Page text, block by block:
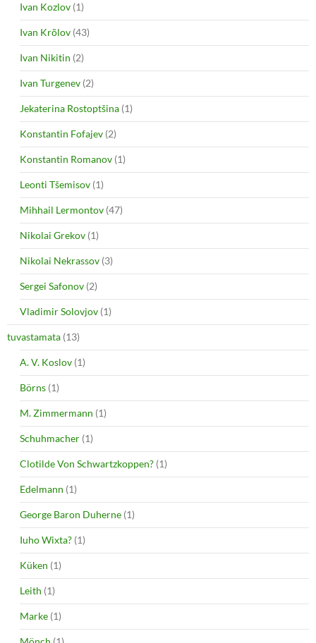
Ivan Kozlov (1)
Ivan Krõlov (43)
Ivan Nikitin (2)
Ivan Turgenev (2)
Jekaterina Rostoptšina (1)
Konstantin Fofajev (2)
Konstantin Romanov (1)
Leonti Tšemisov (1)
Mihhail Lermontov (47)
Nikolai Grekov (1)
Nikolai Nekrassov (3)
Sergei Safonov (2)
Vladimir Solovjov (1)
tuvastamata (13)
A. V. Koslov (1)
Börns (1)
M. Zimmermann (1)
Schuhmacher (1)
Clotilde Von Schwartzkoppen? (1)
Edelmann (1)
George Baron Duherne (1)
Iuho Wixta? (1)
Küken (1)
Leith (1)
Marke (1)